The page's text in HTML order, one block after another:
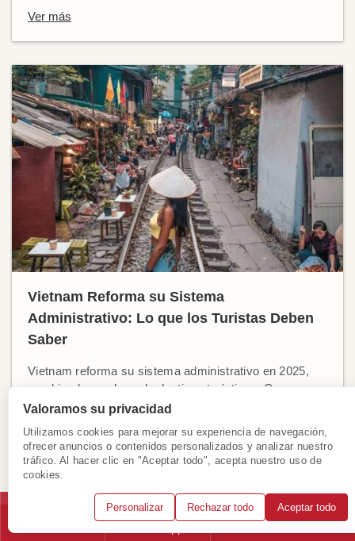
Ver más
Vietnam Reforma su Sistema
Administrativo: Lo que los Turistas Deben
Saber
Vietnam reforma su sistema administrativo en 2025,
cambiando nombres de destinos turísticos. Conozca
las modificaciones para planificar su viaje.
Ver más
Valoramos su privacidad
Utilizamos cookies para mejorar su experiencia de navegación,
ofrecer anuncios o contenidos personalizados y analizar nuestro
tráfico. Al hacer clic en "Aceptar todo", acepta nuestro uso de
cookies.
Personalizar Rechazar todo Aceptar todo